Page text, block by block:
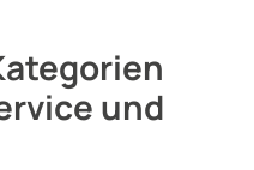
und